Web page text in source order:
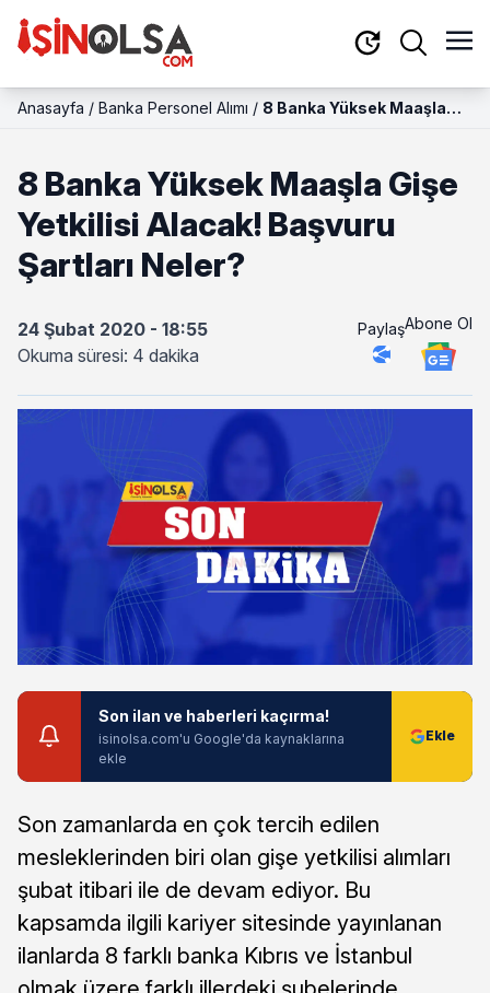
Anasayfa / Banka Personel Alımı / 8 Banka Yüksek Maaşla
8 Banka Yüksek Maaşla Gişe
Yetkilisi Alacak! Başvuru
Şartları Neler?
24 Şubat 2020 - 18:55
Okuma süresi: 4 dakika
PaylaşAbone Ol
Son ilan ve haberleri kaçırma!
isinolsa.com'u Google'da kaynaklarına
ekle
Son zamanlarda en çok tercih edilen
mesleklerinden biri olan gişe yetkilisi alımları
şubat itibari ile de devam ediyor. Bu
kapsamda ilgili kariyer sitesinde yayınlanan
ilanlarda 8 farklı banka Kıbrıs ve İstanbul